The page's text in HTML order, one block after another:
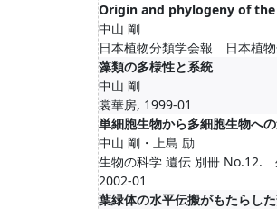
Origin and phylogeny of
中山 剛
日本植物分類学会報 日本植
藻類の多様性と系統
中山 剛
裳華房, 1999-01
単細胞生物から多細胞生物へ
中山 剛・上島 励
生物の科学 遺伝 別冊 No.12.
2002-01
葉緑体の水平伝搬がもたらし